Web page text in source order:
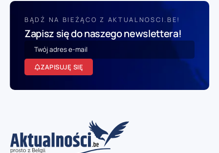
BĄDŹ NA BIEŻĄCO Z AKTUALNOSCI.BE!
Zapisz się do naszego newslettera!
ZAPISUJĘ SIĘ